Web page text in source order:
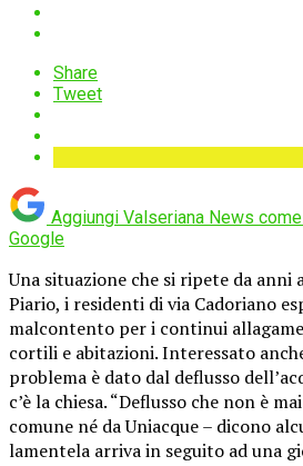
Share
Tweet
Aggiungi Valseriana News come
Google
Una situazione che si ripete da anni
Piario, i residenti di via Cadoriano
malcontento per i continui
cortili e abitazioni. Interessato
problema è dato dal deflusso
c’è la chiesa. “Deflusso che non è
comune né da Uniacque – dicono
lamentela arriva in seguito ad una